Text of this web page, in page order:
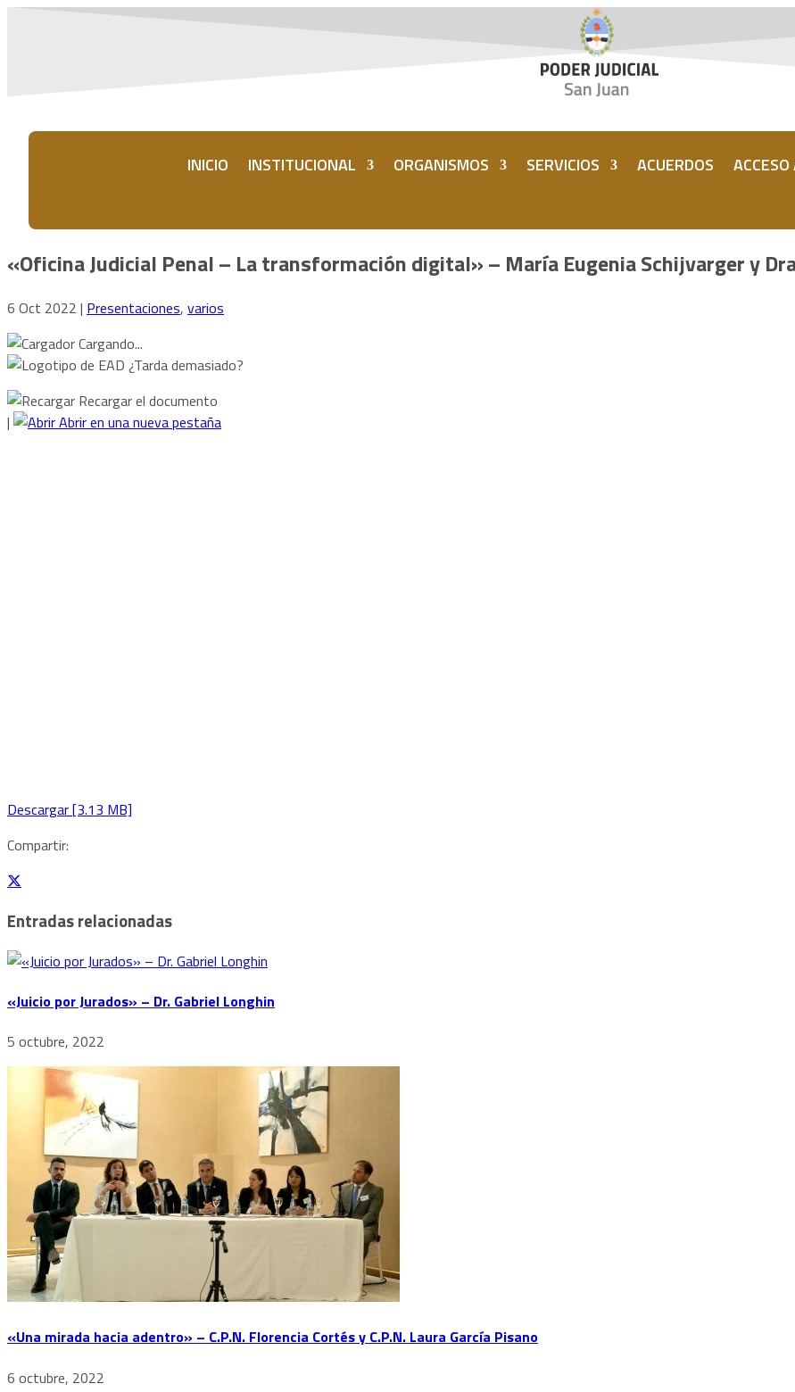
INICIO INSTITUCIONAL ORGANISMOS SERVICIOS ACUERDOS
«Oficina Judicial Penal – La transformación digital» – María Eugenia Schijvarger y
6 Oct 2022 | Presentaciones, varios
Cargando...
¿Tarda demasiado?
Recargar el documento
|
Abrir en una nueva pestaña
Descargar [3.13 MB]
Compartir:
Entradas relacionadas
«Juicio por Jurados» – Dr. Gabriel Longhin
5 octubre, 2022
«Una mirada hacia adentro» – C.P.N. Florencia Cortés y C.P.N. Laura García Pisano
6 octubre, 2022